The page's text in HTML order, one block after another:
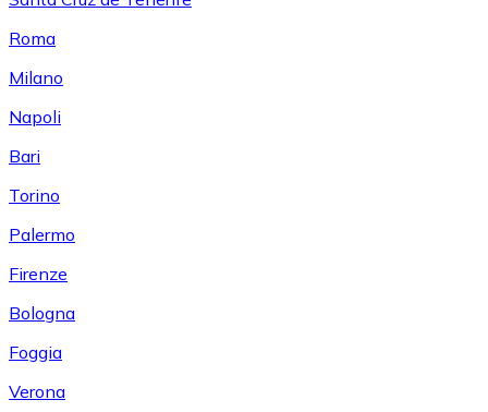
Roma
Milano
Napoli
Bari
Torino
Palermo
Firenze
Bologna
Foggia
Verona